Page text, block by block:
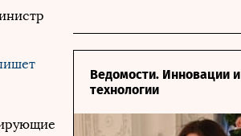
Ведомости. Инновации и
технологии